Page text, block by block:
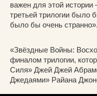
важен для этой истории
третьей трилогии было
было бы очень странно».
«Звёздные Войны:
финалом трилогии,
Силя» Джей Джей
Джедаями» Райана